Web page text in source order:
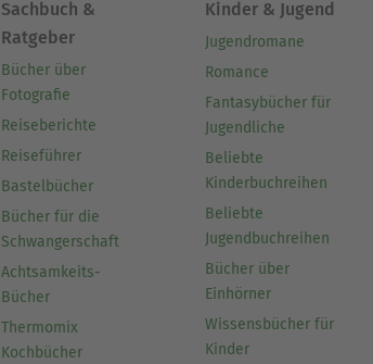
Sachbuch &
Ratgeber
Bücher über
Fotografie
Reiseberichte
Reiseführer
Bastelbücher
Bücher für die
Schwangerschaft
Achtsamkeits-
Bücher
Thermomix
Kochbücher
Kinder & Jugend
Jugendromane
Romance
Fantasybücher für
Jugendliche
Beliebte
Kinderbuchreihen
Beliebte
Jugendbuchreihen
Bücher über
Einhörner
Wissensbücher für
Kinder